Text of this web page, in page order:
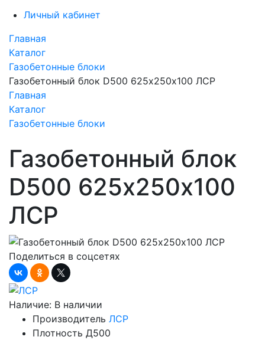
Личный кабинет
Главная
Каталог
Газобетонные блоки
Газобетонный блок D500 625х250х100 ЛСР
Главная
Каталог
Газобетонные блоки
Газобетонный блок
D500 625х250х100
ЛСР
Поделиться в соцсетях
Наличие: В наличии
Производитель ЛСР
Плотность Д500